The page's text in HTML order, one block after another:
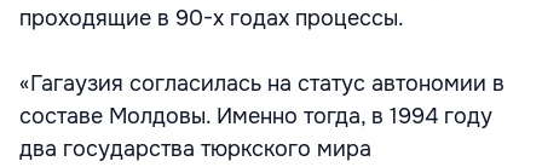
проходящие в 90-х годах процессы.
«Гагаузия согласилась на статус автономии в
составе Молдовы. Именно тогда, в 1994 году
два государства тюркского мира